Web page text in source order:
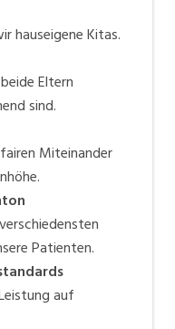
hauseigene Kitas.
Eltern
sind.
Miteinander
Patienten.
auf